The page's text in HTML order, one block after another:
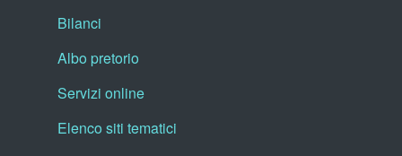
Bilanci
Albo pretorio
Servizi online
Elenco siti tematici